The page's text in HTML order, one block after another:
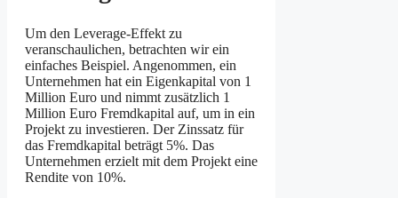
Um den Leverage-Effekt zu
veranschaulichen, betrachten wir ein
einfaches Beispiel. Angenommen, ein
Unternehmen hat ein Eigenkapital von 1
Million Euro und nimmt zusätzlich 1
Million Euro Fremdkapital auf, um in ein
Projekt zu investieren. Der Zinssatz für
das Fremdkapital beträgt 5%. Das
Unternehmen erzielt mit dem Projekt eine
Rendite von 10%.